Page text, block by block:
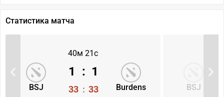
Статистика матча
40м 21с
BSJ Burdens
1 : 1
33 : 33 BSJ